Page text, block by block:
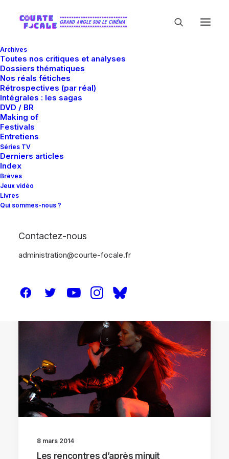
Archives
Toutes nos critiques et analyses
Dossiers thématiques
Nos réals fétiches
Rétrospectives (par réal)
Intégrales : les sagas
DVD / BR
Making of
Festivals
Entretiens
Séries TV
Derniers articles
Index
Brèves
Jeux vidéo
Livres
Qui sommes-nous ?
Contactez-nous
administration@courte-focale.fr
8 mars 2014
Les rencontres d’après minuit